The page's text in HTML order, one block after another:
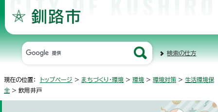
検索の仕方
現在の位置： トップページ > まちづくり・環境 > 環境 > 環境対策 > 生活環境保
全 > 飲用井戸